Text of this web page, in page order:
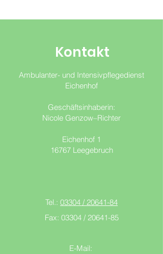
Kontakt
Ambulanter- und Intensivpflegedienst
Eichenhof
Geschäftsinhaberin:
Nicole Genzow–Richter
Eichenhof 1
16767 Leegebruch
Tel.: 03304 / 20641-84
Fax: 03304 / 20641-85
E-Mail: